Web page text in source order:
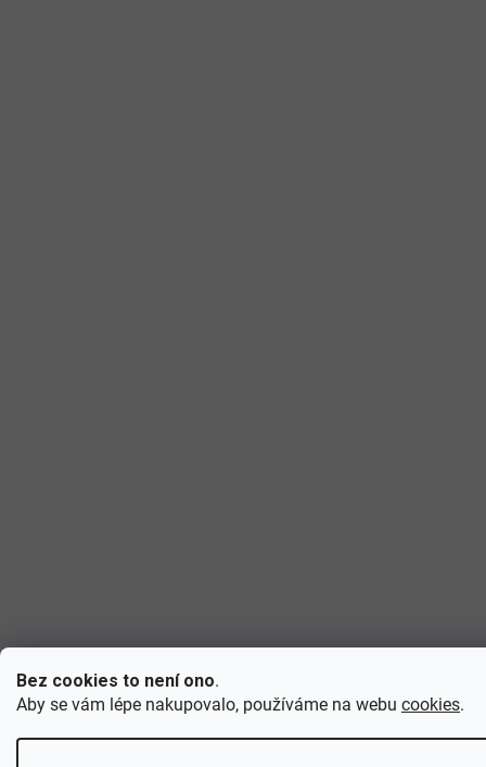
Bez cookies to není ono.
Aby se vám lépe nakupovalo, používáme na webu cookies.